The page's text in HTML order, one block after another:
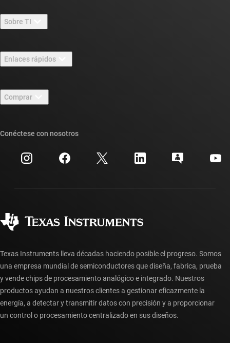
Sobre TI
Carreras laborales
Sala de redacción
Eventos
Relaciones con los inversionistas
Enlaces rápidos
Foros de soporte de diseño de TI E2E™
Búsqueda de referencias cruzadas
Centro de atención al cliente
Preguntas frecuentes sobre la cuenta myTI
Comprar
Preguntas frecuentes sobre pedidos
Conéctese con nosotros
Texas Instruments lleva décadas haciendo posible el progreso. Somos
una empresa mundial de semiconductores que diseña, fabrica, prueba
y vende chips de procesamiento analógico e integrado. Nuestros
productos ayudan a nuestros clientes a gestionar eficazmente la
energía, a detectar y transmitir datos con precisión y a proporcionar
un control o procesamiento centralizado en sus diseños.